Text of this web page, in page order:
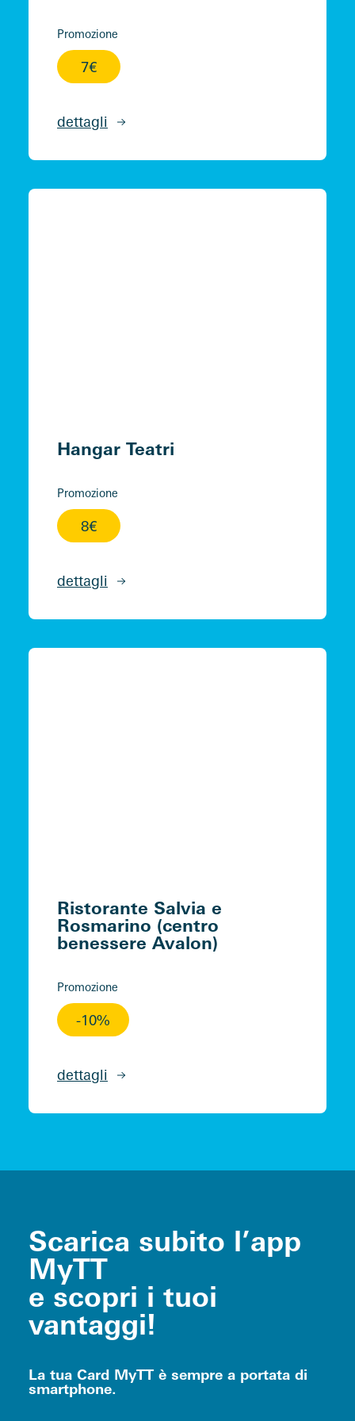
Promozione
7€
dettagli
Hangar Teatri
Promozione
8€
dettagli
Ristorante Salvia e
Rosmarino (centro
benessere Avalon)
Promozione
-10%
dettagli
Scarica subito l’app
MyTT
e scopri i tuoi
vantaggi!
La tua Card MyTT è sempre a portata di
smartphone.